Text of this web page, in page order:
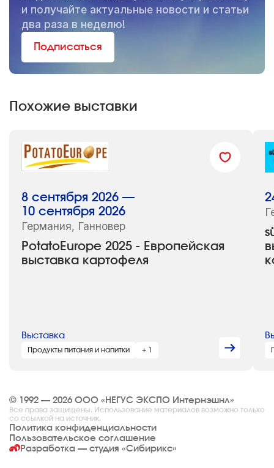
и получайте актуальные новости и статьи
два раза в неделю!
Подписаться
Похожие выставки
PotatoEurope 2025 - Европейская
выставка картофеля
8 сентября 2026 —
10 сентября 2026
Германия, Ганновер
Выставка
Продукты питания и напитки + 1
© 1992 — 2026 ООО «НЕГУС ЭКСПО Интернэшнл»
Все права защищены. Использование материалов возможно только
со ссылкой на источник.
Политика конфиденциальности
Пользовательское соглашение
Разработка — студия «Сибирикс»